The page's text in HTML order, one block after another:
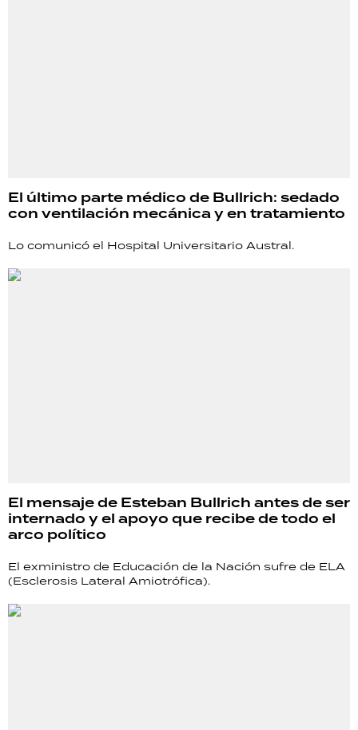
El último parte médico de Bullrich: sedado
con ventilación mecánica y en tratamiento
Lo comunicó el Hospital Universitario Austral.
El mensaje de Esteban Bullrich antes de ser
internado y el apoyo que recibe de todo el
arco político
El exministro de Educación de la Nación sufre de ELA
(Esclerosis Lateral Amiotrófica).